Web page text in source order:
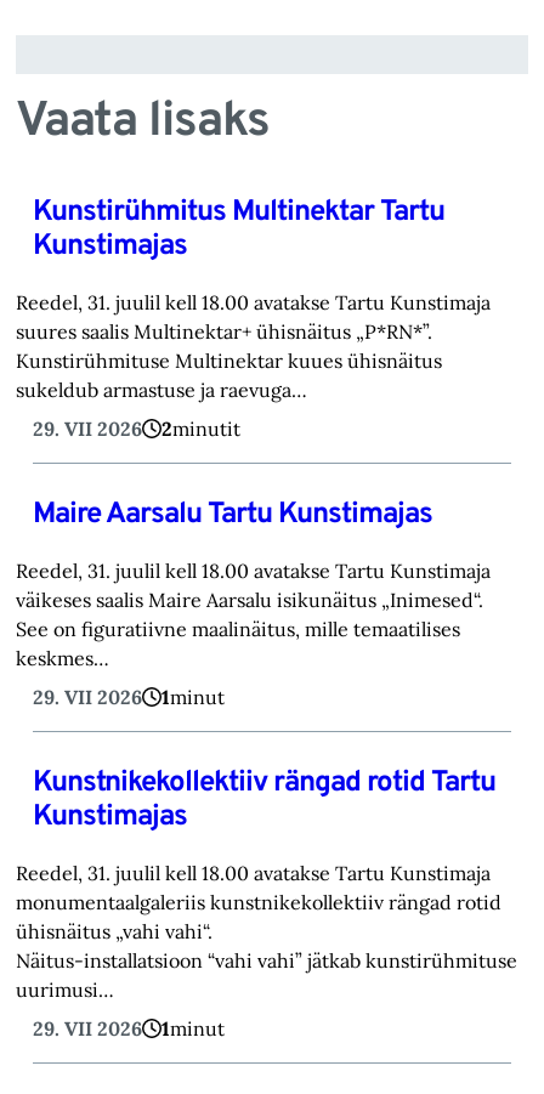
Vaata lisaks
Kunstirühmitus Multinektar Tartu
Kunstimajas
Reedel, 31. juulil kell 18.00 avatakse Tartu Kunstimaja
suures saalis Multinektar+ ühisnäitus „P*RN*”.
Kunstirühmituse Multinektar kuues ühisnäitus
sukeldub armastuse ja raevuga…
29. VII 2026
2minutit
Maire Aarsalu Tartu Kunstimajas
Reedel, 31. juulil kell 18.00 avatakse Tartu Kunstimaja
väikeses saalis Maire Aarsalu isikunäitus „Inimesed“.
See on figuratiivne maalinäitus, mille temaatilises
keskmes…
29. VII 2026
1minut
Kunstnikekollektiiv rängad rotid Tartu
Kunstimajas
Reedel, 31. juulil kell 18.00 avatakse Tartu Kunstimaja
monumentaalgaleriis kunstnikekollektiiv rängad rotid
ühisnäitus „vahi vahi“.
Näitus-installatsioon “vahi vahi” jätkab kunstirühmituse
uurimusi…
29. VII 2026
1minut